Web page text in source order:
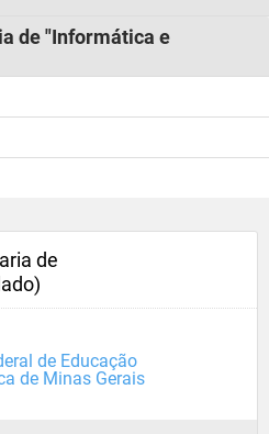
de "Informática e
de
de Educação
de Minas Gerais